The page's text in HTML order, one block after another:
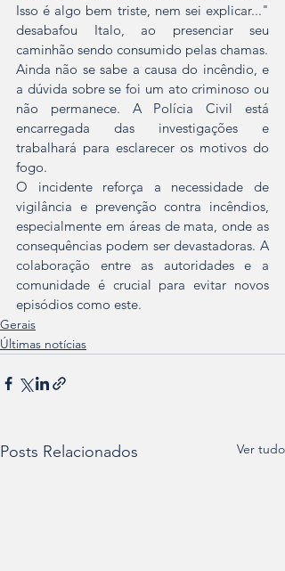
Isso é algo bem triste, nem sei explicar..."
desabafou Italo, ao presenciar seu
caminhão sendo consumido pelas chamas.
Ainda não se sabe a causa do incêndio, e
a dúvida sobre se foi um ato criminoso ou
não permanece. A Polícia Civil está
encarregada das investigações e
trabalhará para esclarecer os motivos do
fogo.
O incidente reforça a necessidade de
vigilância e prevenção contra incêndios,
especialmente em áreas de mata, onde as
consequências podem ser devastadoras. A
colaboração entre as autoridades e a
comunidade é crucial para evitar novos
episódios como este.
Gerais
Últimas notícias
Posts Relacionados Ver tudo